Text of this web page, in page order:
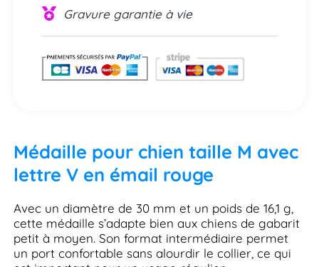
Gravure garantie à vie
Médaille pour chien taille M avec
lettre V en émail rouge
Avec un diamètre de 30 mm et un poids de 16,1 g,
cette médaille s’adapte bien aux chiens de gabarit
petit à moyen. Son format intermédiaire permet
un port confortable sans alourdir le collier, ce qui